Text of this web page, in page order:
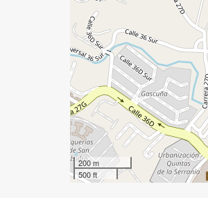
200 m
500 ft